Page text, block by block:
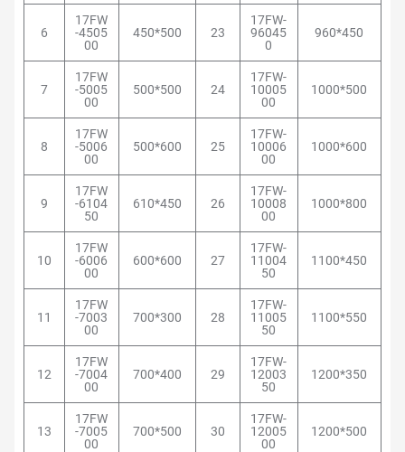
6
17FW
-4505
00
450*500 23
17FW-
96045
0
960*450
7
17FW
-5005
00
500*500 24
17FW-
10005
00
1000*500
8
17FW
-5006
00
500*600 25
17FW-
10006
00
1000*600
9
17FW
-6104
50
610*450 26
17FW-
10008
00
1000*800
10
17FW
-6006
00
600*600 27
17FW-
11004
50
1100*450
11
17FW
-7003
00
700*300 28
17FW-
11005
50
1100*550
12
17FW
-7004
00
700*400 29
17FW-
12003
50
1200*350
13
17FW
-7005
00
700*500 30
17FW-
12005
00
1200*500